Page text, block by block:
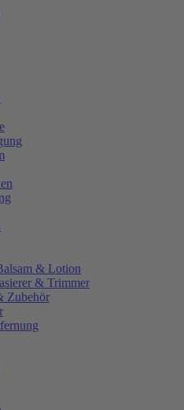
& Lotion
& Trimmer
Zubehör